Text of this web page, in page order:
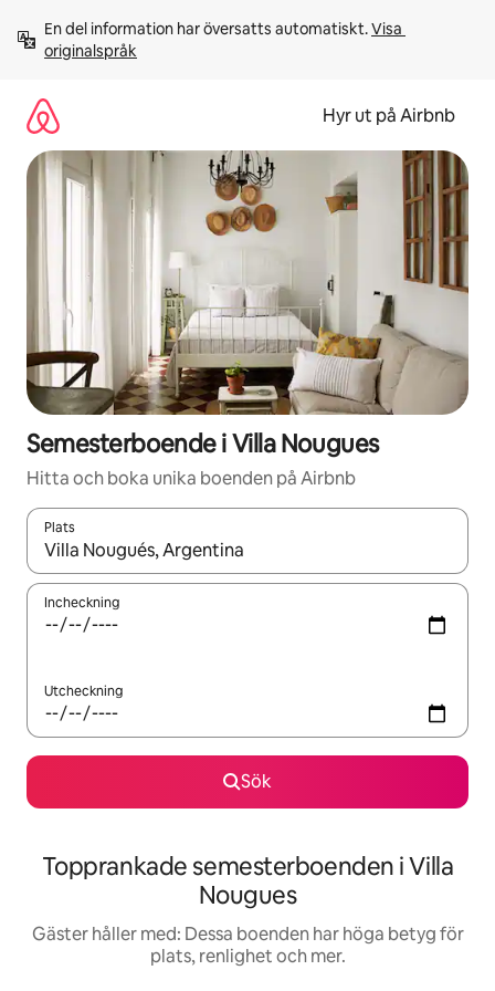
innehåll
En del information har översatts automatiskt. Visa
originalspråk
Hyr ut på Airbnb
Semesterboende i Villa Nougues
Hitta och boka unika boenden på Airbnb
Plats
När resultaten är tillgängliga kan du navigera med upp- och
Incheckning
Utcheckning
Sök
Topprankade semesterboenden i Villa
Nougues
Gäster håller med: Dessa boenden har höga betyg för
plats, renlighet och mer.